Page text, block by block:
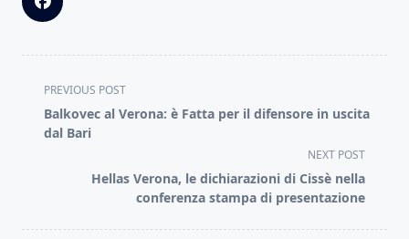
<span
class="nav-
subtitle
text">Page</span>
PREVIOUS POST
Balkovec al Verona: è Fatta per il difensore in uscita
dal Bari
NEXT POST
Hellas Verona, le dichiarazioni di Cissè nella
conferenza stampa di presentazione